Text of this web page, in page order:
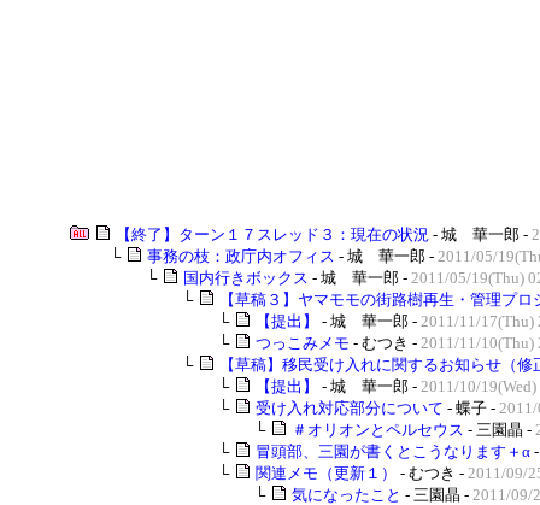
【終了】ターン１７スレッド３：現在の状況 - 城 華一郎 -
└
事務の枝：政庁内オフィス - 城 華一郎 - 2011/05/
└
国内行きボックス - 城 華一郎 - 2011/05/19(Thu)
└
【草稿３】ヤマモモの街路樹再生・管理プロ
└
【提出】 - 城 華一郎 - 2011/11/17(Thu)
└
つっこみメモ - むつき - 2011/11/10(Thu)
└
【草稿】移民受け入れに関するお知らせ（修
└
【提出】 - 城 華一郎 - 2011/10/
└
受け入れ対応部分について - 蝶子 -
└
＃オリオンとペルセウス - 三園晶 -
└
冒頭部、三園が書くとこうなります＋α
└
関連メモ（更新１） - むつき - 2011/09/
└
気になったこと - 三園晶 - 2011/09/